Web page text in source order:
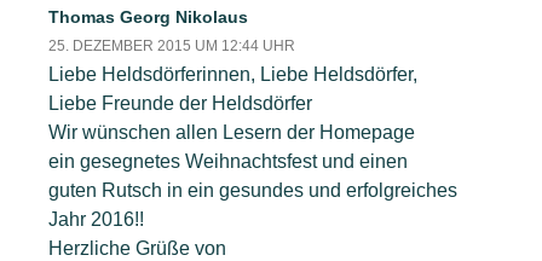
Thomas Georg Nikolaus
25. DEZEMBER 2015 UM 12:44 UHR
Liebe Heldsdörferinnen, Liebe Heldsdörfer,
Liebe Freunde der Heldsdörfer
Wir wünschen allen Lesern der Homepage
ein gesegnetes Weihnachtsfest und einen
guten Rutsch in ein gesundes und erfolgreiches
Jahr 2016!!
Herzliche Grüße von